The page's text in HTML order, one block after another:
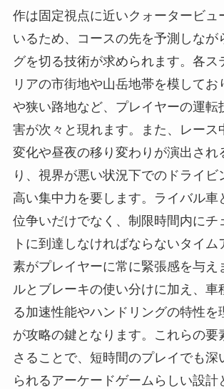
作は固定視点に近いクォータービュ
いるため、コースの先を予測しなが
グを切る技術が求められます。各ス
リアの市街地や山岳地帯を模してお
や狭い路地など、プレイヤーの運転
害が次々と現れます。また、レース
変化や昼夜の移り変わりが演出され
り、視界が悪い状況下でのドライビ
高い集中力を要します。ライバル車
位争いだけでなく、制限時間内にチ
トに到達しなければならないタイム
素がプレイヤーに常に緊張感を与え
ルとブレーキの使い分けに加え、車
る加速性能やハンドリングの特性を
が攻略の鍵となります。これらの要
さることで、短時間のプレイでも深
られるアーケードゲームらしい設計